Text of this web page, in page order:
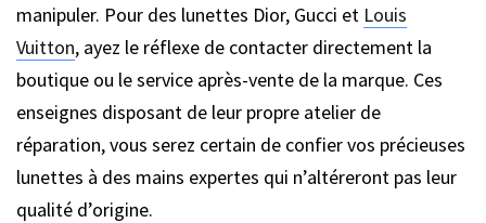
manipuler. Pour des lunettes Dior, Gucci et Louis
Vuitton, ayez le réflexe de contacter directement la
boutique ou le service après-vente de la marque. Ces
enseignes disposant de leur propre atelier de
réparation, vous serez certain de confier vos précieuses
lunettes à des mains expertes qui n’altéreront pas leur
qualité d’origine.